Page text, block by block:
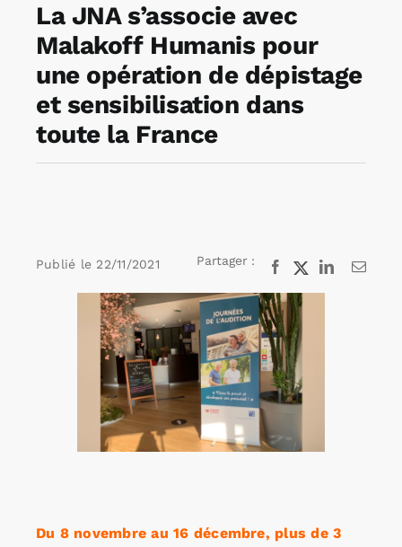
Agenda
Kiosque
Rechercher:
La JNA s’associe avec
Malakoff Humanis pour
une opération de dépistage
et sensibilisation dans
toute la France
Publié le 22/11/2021 Partager : Facebook
X LinkedInEmail
Du 8 novembre au 16 décembre, plus de 3